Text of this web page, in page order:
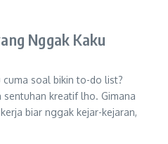
Nggak Kaku
soal bikin to-do list?
kreatif lho. Gimana
biar nggak kejar-kejaran,